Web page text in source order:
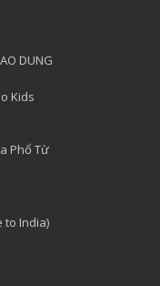
DUNG
Kids
Phổ Từ
to India)